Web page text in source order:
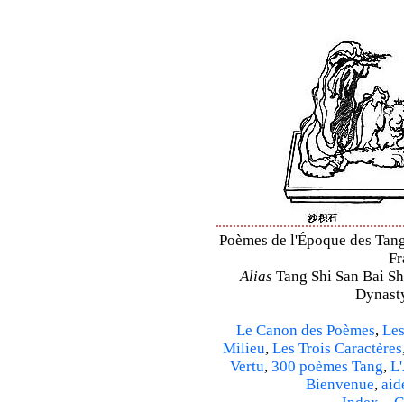
Poèmes de l'Époque des
Alias Tang Shi San Bai
Le Canon des Poèmes,
Milieu, Les Trois Caractères
Vertu, 300 poèmes Tang,
Bienvenue,